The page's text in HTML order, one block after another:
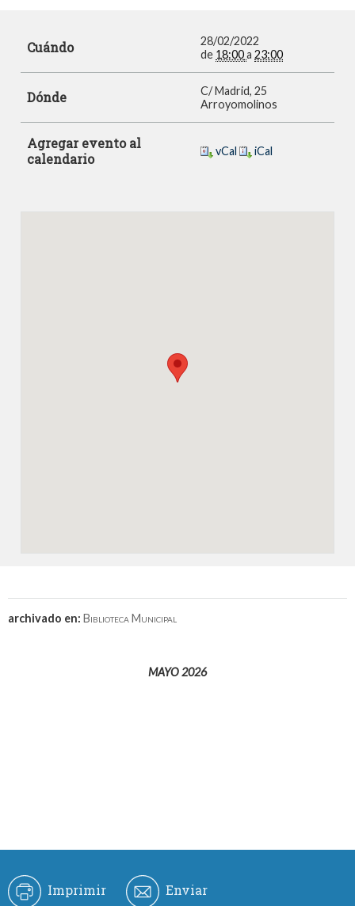
Cuándo
28/02/2022
de 18:00a23:00
Dónde
C/ Madrid, 25
Arroyomolinos
Agregar evento al
calendario
vCal iCal
archivado en: Biblioteca Municipal
MAYO 2026
Imprimir Enviar